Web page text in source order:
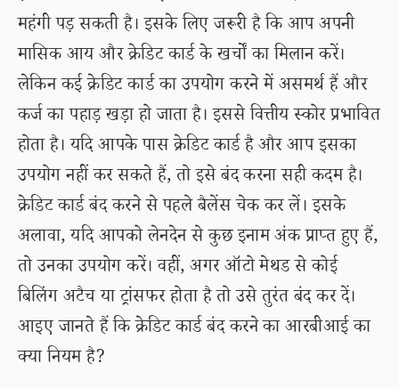
महंगी पड़ सकती है। इसके लिए जरूरी है कि आप अपनी
मासिक आय और क्रेडिट कार्ड के खर्चों का मिलान करें।
लेकिन कई क्रेडिट कार्ड का उपयोग करने में असमर्थ हैं और
कर्ज का पहाड़ खड़ा हो जाता है। इससे वित्तीय स्कोर प्रभावित
होता है। यदि आपके पास क्रेडिट कार्ड है और आप इसका
उपयोग नहीं कर सकते हैं, तो इसे बंद करना सही कदम है।
क्रेडिट कार्ड बंद करने से पहले बैलेंस चेक कर लें। इसके
अलावा, यदि आपको लेनदेन से कुछ इनाम अंक प्राप्त हुए हैं,
तो उनका उपयोग करें। वहीं, अगर ऑटो मेथड से कोई
बिलिंग अटैच या ट्रांसफर होता है तो उसे तुरंत बंद कर दें।
आइए जानते हैं कि क्रेडिट कार्ड बंद करने का आरबीआई का
क्या नियम है?